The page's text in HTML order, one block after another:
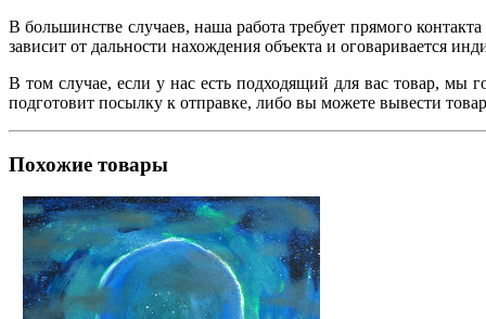
В большинстве случаев, наша работа требует прямого
зависит от дальности нахождения объекта и оговаривается
В том случае, если у нас есть подходящий для вас товар, мы
подготовит посылку к отправке, либо вы можете вывести
Похожие товары